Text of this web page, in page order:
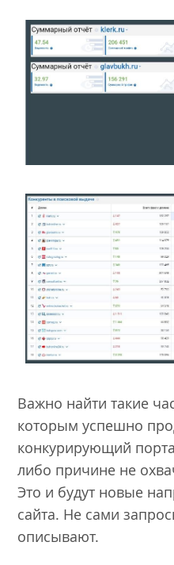
Важно найти такие
которым успешно
конкурирующий
либо причине не
Это и будут новые
сайта. Не сами
описывают.